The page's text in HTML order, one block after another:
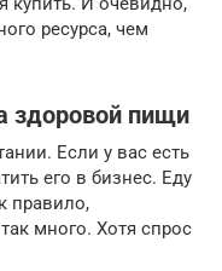
ресурса, чем
здоровой пищи
Если у вас есть
его в бизнес. Еду
правило,
много. Хотя спрос